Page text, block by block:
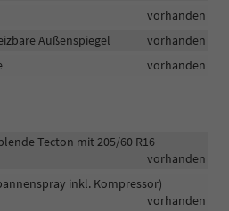
vorhanden
Außenspiegel
vorhanden
vorhanden
Tecton mit 205/60 R16
vorhanden
inkl. Kompressor)
vorhanden